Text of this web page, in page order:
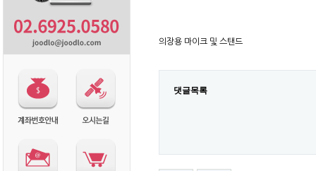
의장용 마이크 및 스탠드
댓글목록